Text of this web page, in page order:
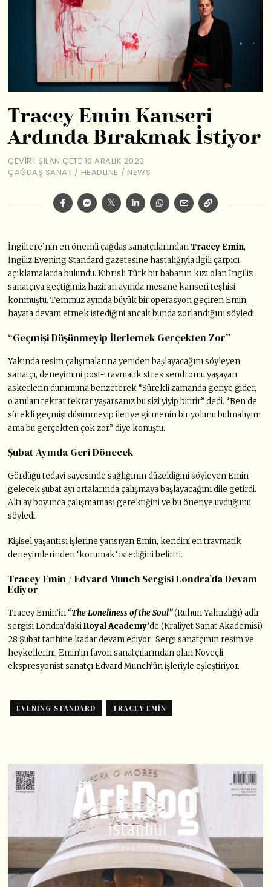
Tracey Emin Kanseri
Ardında Bırakmak İstiyor
ÇEVIRI: ŞILAN ÇETE 10 ARALIK 2020
ÇAĞDAŞ SANAT / HEADLINE / NEWS
İngiltere’nin en önemli çağdaş sanatçılarındanTracey Emin,
İngiliz Evening Standard gazetesine hastalığıyla ilgili çarpıcı
açıklamalarda bulundu. Kıbrıslı Türk bir babanın kızı olan İngiliz
sanatçıya geçtiğimiz haziran ayında mesane kanseri teşhisi
konmuştu. Temmuz ayında büyük bir operasyon geçiren Emin,
hayata devam etmek istediğini ancak bunda zorlandığını söyledi.
“Geçmişi Düşünmeyip İlerlemek Gerçekten Zor”
Yakında resim çalışmalarına yeniden başlayacağını söyleyen
sanatçı, deneyimini post-travmatik stres sendromu yaşayan
askerlerin durumuna benzeterek “Sürekli zamanda geriye gider,
o anıları tekrar tekrar yaşarsanız bu sizi yiyip bitirir” dedi. “Ben de
sürekli geçmişi düşünmeyip ileriye gitmenin bir yolunu bulmalıyım
ama bu gerçekten çok zor” diye konuştu.
Şubat Ayında Geri Dönecek
Gördüğü tedavi sayesinde sağlığının düzeldiğini söyleyen Emin
gelecek şubat ayı ortalarında çalışmaya başlayacağını dile getirdi.
Altı ay boyunca çalışmaması gerektiğini ve bu öneriye uyduğunu
söyledi.
Kişisel yaşantısı işlerine yansıyan Emin, kendini en travmatik
deneyimlerinden ‘korumak’ istediğini belirtti.
Tracey Emin / Edvard Munch Sergisi Londra’da Devam
Ediyor
Tracey Emin’in “The Loneliness of the Soul”(Ruhun Yalnızlığı) adlı
sergisi Londra’dakiRoyal Academy’de (Kraliyet Sanat Akademisi)
28 Şubat tarihine kadar devam ediyor. Sergi sanatçının resim ve
heykellerini, Emin’in favori sanatçılarından olan Noveçli
ekspresyonist sanatçı Edvard Munch’ün işleriyle eşleştiriyor.
EVENING STANDARD TRACEY EMIN